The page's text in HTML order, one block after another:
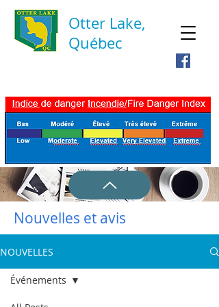
Otter Lake,
Québec
Nouvelles et avis
NOUVELLES
Événements